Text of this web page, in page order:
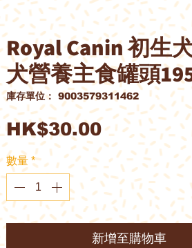
Royal Canin 初生
犬營養主食罐頭
庫存單位： 9003579311462
HK$30.00價
格
數量 *
新增至購物車